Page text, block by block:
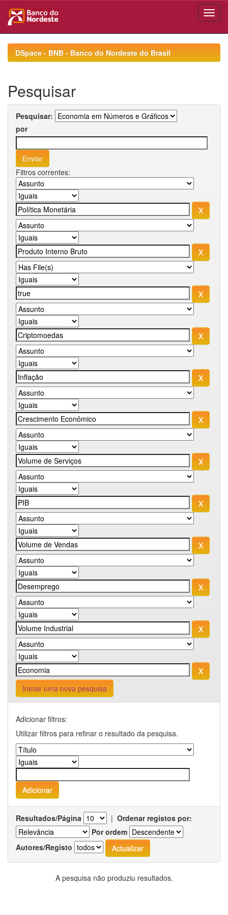
navigationDSpace - BNB - Banco do Nordeste do Brasil
Pesquisar
Pesquisar:
por
Filtros correntes:
Iniciar uma nova pesquisa
Adicionar filtros:
Utilizar filtros para refinar o resultado da pesquisa.
Resultados/Página | Ordenar registos por:
Por ordem
Autores/Registo
A pesquisa não produziu resultados.